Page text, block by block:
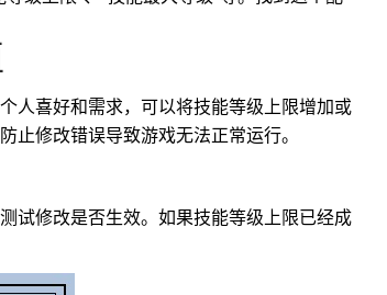
人喜好和需求，可以将技能等级上限增加或
止修改错误导致游戏无法正常运行。
试修改是否生效。如果技能等级上限已经成